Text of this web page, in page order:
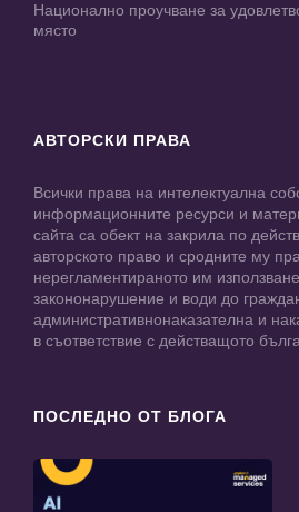
Национално проучване за
място
АВТОРСКИ ПРАВА
Всички права на интелектуална
информационните ресурси и
сайта са обект на закрила по
авторското право и сродните му
нерегламентираното им
закононарушение и води до
административнонаказателна и
в съответствие с действащото
ПОСЛЕДНО ОТ БЛОГА